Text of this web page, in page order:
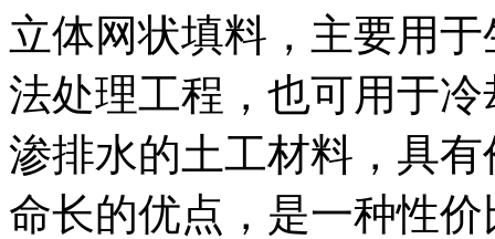
立体网状填料，主要用
法处理工程，也可用于
渗排水的土工材料，具
命长的优点，是一种性